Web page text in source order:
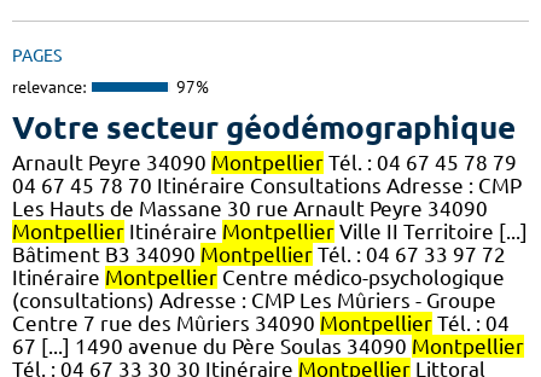
PAGES
relevance: 97%
Votre secteur géodémographique
Arnault Peyre 34090 Montpellier Tél. : 04 67 45 78 79
04 67 45 78 70 Itinéraire Consultations Adresse : CMP
Les Hauts de Massane 30 rue Arnault Peyre 34090
Montpellier Itinéraire Montpellier Ville II Territoire [...]
Bâtiment B3 34090 Montpellier Tél. : 04 67 33 97 72
Itinéraire Montpellier Centre médico-psychologique
(consultations) Adresse : CMP Les Mûriers - Groupe
Centre 7 rue des Mûriers 34090 Montpellier Tél. : 04
67 [...] 1490 avenue du Père Soulas 34090 Montpellier
Tél. : 04 67 33 30 30 Itinéraire Montpellier Littoral